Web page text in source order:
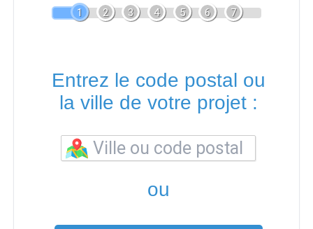
1 2 3 4 5 6 7
Entrez le code postal ou
la ville de votre projet :
ou